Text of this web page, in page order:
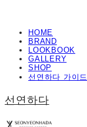
HOME
BRAND
LOOKBOOK
GALLERY
SHOP
선연하다 가이드
선연하다